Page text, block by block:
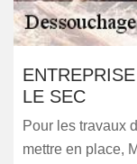
LE SEC
Pour les travaux
mettre en place,